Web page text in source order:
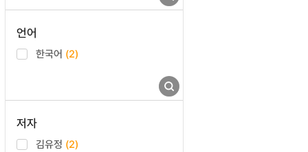
언어
한국어 (2)
저자
김유정 (2)